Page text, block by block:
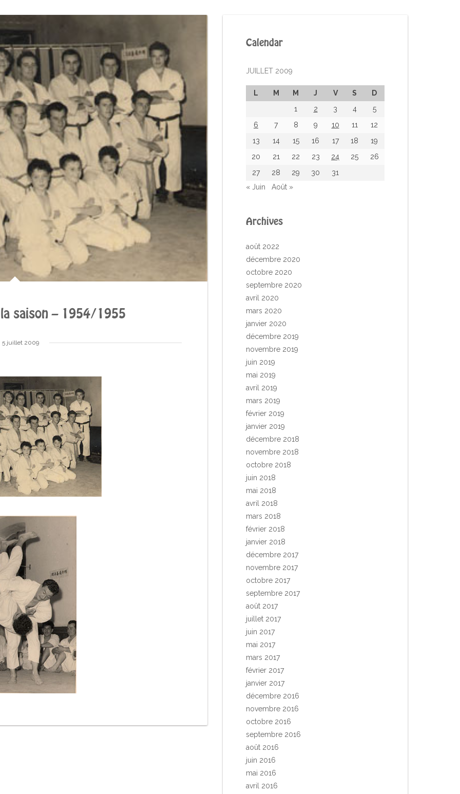
saison – 1954/1955
5 juillet 2009
Calendar
JUILLET 2009
L M M J V S
D
1
2 3 4
5
6
7 8 9 10 11
12
13
14 15 16 17 18
19
20
21 22 23 24 25
26
27
28 29 30
31
« Juin
Août »
Archives
août 2022
décembre 2020
octobre 2020
septembre 2020
avril 2020
mars 2020
janvier 2020
décembre 2019
novembre 2019
juin 2019
mai 2019
avril 2019
mars 2019
février 2019
janvier 2019
décembre 2018
novembre 2018
octobre 2018
juin 2018
mai 2018
avril 2018
mars 2018
février 2018
janvier 2018
décembre 2017
novembre 2017
octobre 2017
septembre 2017
août 2017
juillet 2017
juin 2017
mai 2017
mars 2017
février 2017
janvier 2017
décembre 2016
novembre 2016
octobre 2016
septembre 2016
août 2016
juin 2016
mai 2016
avril 2016